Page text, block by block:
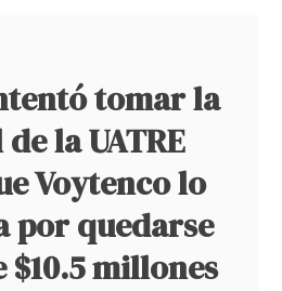
tomar la
la UATRE
Voytenco lo
por quedarse
$10.5 millones